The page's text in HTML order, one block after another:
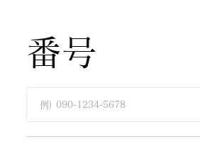
番号